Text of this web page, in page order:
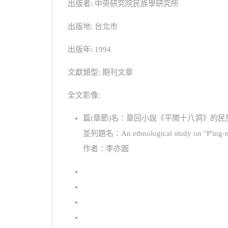
出版者: 中央研究院民族學研究所
出版地: 台北市
出版年: 1994
文獻類型: 期刊文章
全文影像:
篇(章節)名：章回小說《平閩十八洞》的民
並列題名：An ethnological study on "P'ing-
作者：李亦園